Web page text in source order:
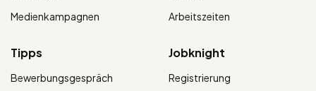
Medienkampagnen
Arbeitszeiten
Tipps
Bewerbungsgespräch
Jobknight
Registrierung